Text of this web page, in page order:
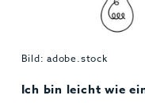
Bild: adobe.stock
Ich bin leicht wie